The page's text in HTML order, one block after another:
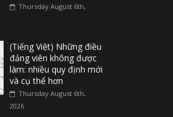
Thursday August 6th,
(Tiếng Việt) Những điều
đảng viên không được
làm: nhiều quy định mới
và cụ thể hơn
Thursday August 6th,
2026